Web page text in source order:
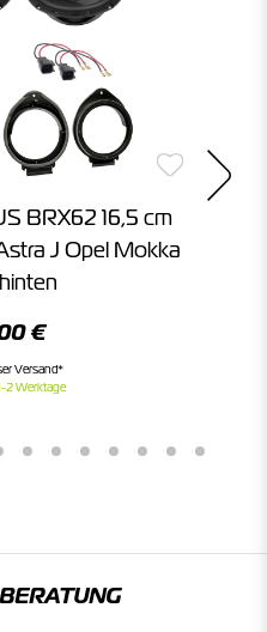
BRX62 16,5 cm
J Opel Mokka
€
2 Werktage